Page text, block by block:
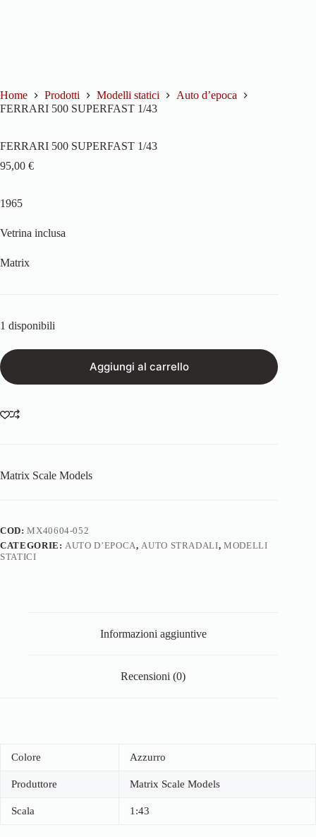
Home Prodotti Modelli statici
Auto d’epoca
FERRARI 500 SUPERFAST 1/43
FERRARI 500 SUPERFAST 1/43
95,00 €
1965
Vetrina inclusa
Matrix
1 disponibili
Aggiungi al carrello
Matrix Scale Models
COD:MX40604-052
CATEGORIE: AUTO D’EPOCA, AUTO STRADALI,MODELLI
STATICI
Informazioni aggiuntive
Recensioni (0)
Colore Azzurro
Produttore Matrix Scale Models
Scala 1:43